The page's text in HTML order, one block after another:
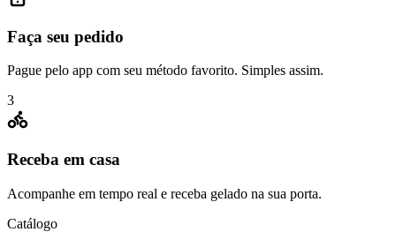
Faça seu pedido
Pague pelo app com seu método favorito. Simples assim.
3
Receba em casa
Acompanhe em tempo real e receba gelado na sua porta.
Catálogo